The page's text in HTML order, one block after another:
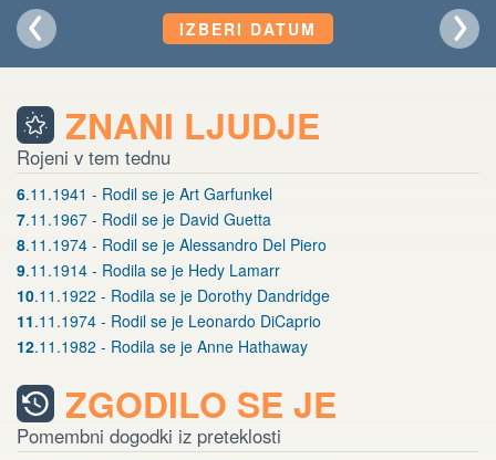
IZBERI DATUM
ZNANI LJUDJE
Rojeni v tem tednu
6.11.1941 - Rodil se je Art Garfunkel
7.11.1967 - Rodil se je David Guetta
8.11.1974 - Rodil se je Alessandro Del Piero
9.11.1914 - Rodila se je Hedy Lamarr
10.11.1922 - Rodila se je Dorothy Dandridge
11.11.1974 - Rodil se je Leonardo DiCaprio
12.11.1982 - Rodila se je Anne Hathaway
ZGODILO SE JE
Pomembni dogodki iz preteklosti